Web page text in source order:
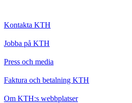
Kontakta KTH
Jobba på KTH
Press och media
Faktura och betalning KTH
Om KTH:s webbplatser